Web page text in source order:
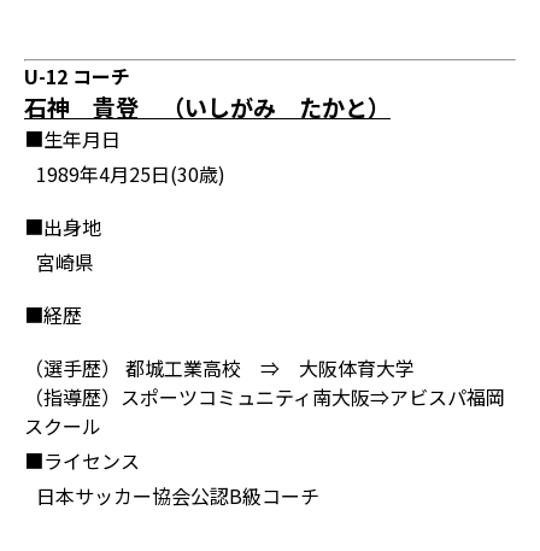
U-12 コーチ
石神 貴登 （いしがみ たかと）
■生年月日
1989年4月25日(30歳)
■出身地
宮崎県
■経歴
（選手歴） 都城工業高校 ⇒ 大阪体育大学
（指導歴）スポーツコミュニティ南大阪⇒アビスパ福岡
スクール
■ライセンス
日本サッカー協会公認B級コーチ